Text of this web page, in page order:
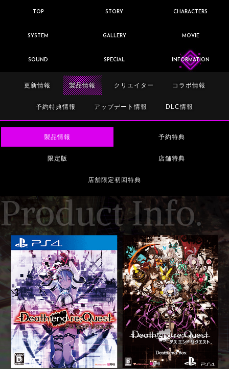
TOP STORY CHARACTERS
SYSTEM GALLERY MOVIE
SOUND SPECIAL INFORMATION
更新情報 製品情報 クリエイター コラボ情報
予約特典情報 アップデート情報 DLC情報
製品情報 予約特典
限定版 店舗特典
店舗限定初回特典
Product Info.